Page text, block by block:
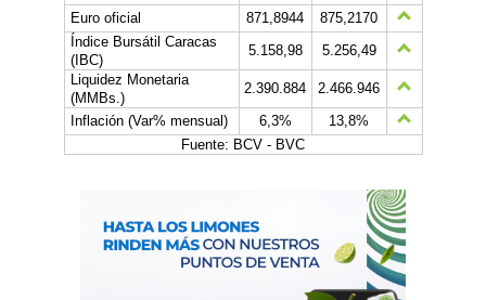
Euro oficial
871,8944
875,2170
Índice Bursátil Caracas
(IBC)
5.158,98
5.256,49
Liquidez Monetaria
(MMBs.)
2.390.884
2.466.946
Inflación (Var% mensual)
6,3%
13,8%
Fuente: BCV - BVC